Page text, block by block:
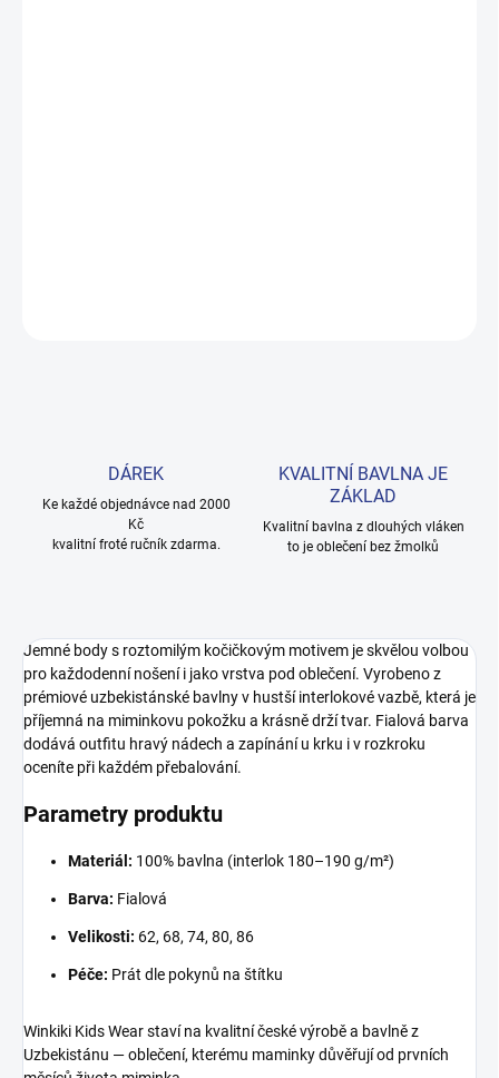
DÁREK
Ke každé objednávce nad 2000
Kč
kvalitní froté ručník zdarma.
KVALITNÍ BAVLNA JE
ZÁKLAD
Kvalitní bavlna z dlouhých vláken
to je oblečení bez žmolků
Jemné body s roztomilým kočičkovým motivem je skvělou volbou
pro každodenní nošení i jako vrstva pod oblečení. Vyrobeno z
prémiové uzbekistánské bavlny v hustší interlokové vazbě, která je
příjemná na miminkovu pokožku a krásně drží tvar. Fialová barva
dodává outfitu hravý nádech a zapínání u krku i v rozkroku
oceníte při každém přebalování.
Parametry produktu
Materiál: 100% bavlna (interlok 180–190 g/m²)
Barva: Fialová
Velikosti: 62, 68, 74, 80, 86
Péče: Prát dle pokynů na štítku
Winkiki Kids Wear staví na kvalitní české výrobě a bavlně z
Uzbekistánu — oblečení, kterému maminky důvěřují od prvních